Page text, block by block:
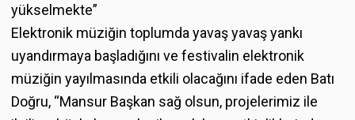
yükselmekte”
Elektronik müziğin toplumda yavaş yavaş yankı
uyandırmaya başladığını ve festivalin elektronik
müziğin yayılmasında etkili olacağını ifade eden Batı
Doğru, “Mansur Başkan sağ olsun, projelerimiz ile